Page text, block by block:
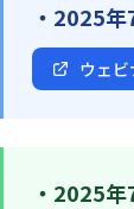
・2025
ウェビ
・2025